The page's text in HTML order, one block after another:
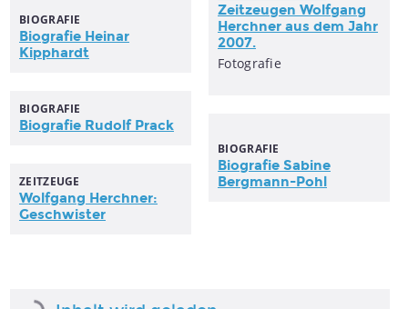
Zeitzeugen Wolfgang
Herchner aus dem Jahr
2007.
Fotografie
BIOGRAFIE
Biografie Heinar
Kipphardt
BIOGRAFIE
Biografie Rudolf Prack
BIOGRAFIE
Biografie Sabine
Bergmann-Pohl
ZEITZEUGE
Wolfgang Herchner:
Geschwister